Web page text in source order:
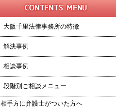
大阪千里法律事務所の特徴
解決事例
相談事例
段階別ご相談メニュー
相手方に弁護士がついた方へ